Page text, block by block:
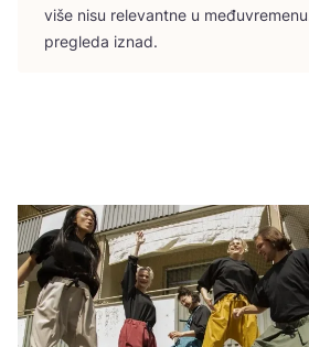
više nisu rele­vant­ne u
pre­gle­da iznad.